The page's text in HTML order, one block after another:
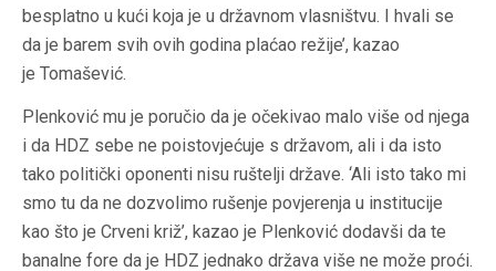
besplatno u kući koja je u državnom vlasništvu. I hvali se
da je barem svih ovih godina plaćao režije’, kazao
je Tomašević.
Plenković mu je poručio da je očekivao malo više od njega
i da HDZ sebe ne poistovjećuje s državom, ali i da isto
tako politički oponenti nisu ruštelji države. ‘Ali isto tako mi
smo tu da ne dozvolimo rušenje povjerenja u institucije
kao što je Crveni križ’, kazao je Plenković dodavši da te
banalne fore da je HDZ jednako država više ne može proći.